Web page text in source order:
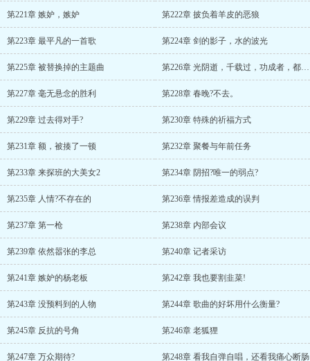
第221章 嫉妒，嫉妒 第222章 披负着羊皮的恶狼
第223章 最平凡的一首歌 第224章 剑的影子，水的波光
第225章 被替换掉的主题曲 第226章 光阴逝，千载过，功成者，都付笑谈间
第227章 毫无悬念的胜利 第228章 春晚?不去。
第229章 过去得对手? 第230章 特殊的祈福方式
第231章 额，被揍了一顿 第232章 聚餐与年前任务
第233章 来探班的大美女2 第234章 阴招?唯一的弱点?
第235章 人情?不存在的 第236章 情报差造成的误判
第237章 第一枪 第238章 内部会议
第239章 依然嚣张的李总 第240章 记者采访
第241章 嫉妒的杨老板 第242章 我也要割韭菜!
第243章 没预料到的人物 第244章 歌曲的好坏用什么衡量?
第245章 反抗的号角 第246章 老狐狸
第247章 万众期待? 第248章 看我自弹自唱，还看我痛心断肠